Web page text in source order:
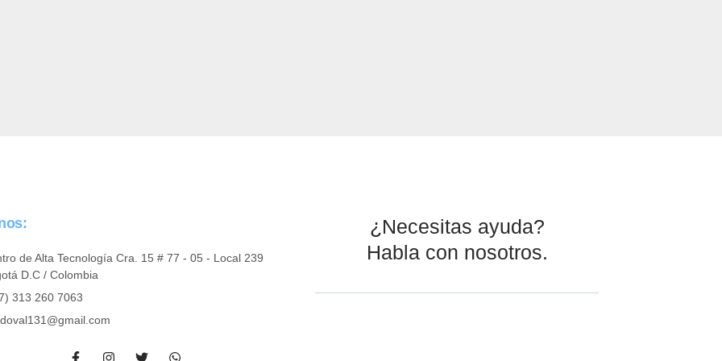
de Alta Tecnología Cra. 15 # 77 - 05 - Local 239
D.C / Colombia
313 260 7063
¿Necesitas ayuda?
Habla con nosotros.